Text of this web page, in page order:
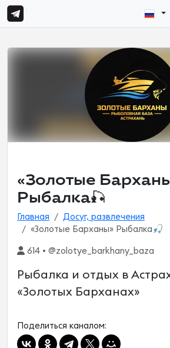
«Золотые
Рыбалка🎣
Главная
Досуг, развлечения
«Золотые Барханы» Рыбалка🎣
614 • @zolotye_barkhany_baza
Рыбалка и отдых в
«Золотых Барханах»
Поделиться каналом: